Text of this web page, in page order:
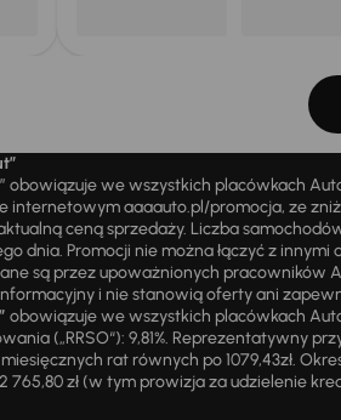
obowiązuje we wszystkich placówkach
internetowym aaaauto.pl/promocja, ze
ceną sprzedaży. Liczba
dnia. Promocji nie można łączyć z
są przez upoważnionych
i nie stanowią oferty ani
obowiązuje we wszystkich placówkach
(„RRSO“): 9,81%. Reprezentatywny
rat równych po 1079,43zł.
765,80 zł (w tym prowizja za udzielenie